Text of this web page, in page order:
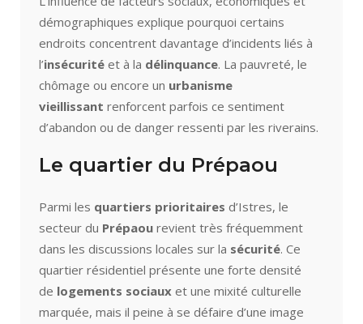
démographiques explique pourquoi certains
endroits concentrent davantage d’incidents liés à
l’insécurité et à la délinquance. La pauvreté, le
chômage ou encore un urbanisme
vieillissant renforcent parfois ce sentiment
d’abandon ou de danger ressenti par les riverains.
Le quartier du Prépaou
Parmi les quartiers prioritaires d’Istres, le
secteur du Prépaou revient très fréquemment
dans les discussions locales sur la sécurité. Ce
quartier résidentiel présente une forte densité
de logements sociaux et une mixité culturelle
marquée, mais il peine à se défaire d’une image